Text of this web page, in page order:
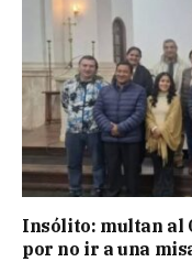
Insólito: multan al
por no ir a una